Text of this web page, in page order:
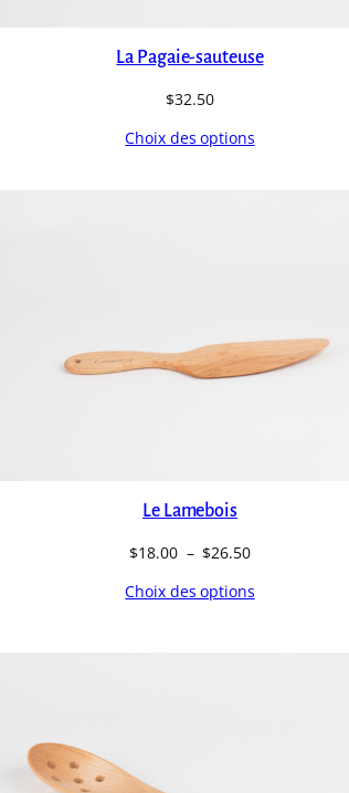
La Pagaie-sauteuse
$32.50
Choix des options
Le Lamebois
$18.00 – $26.50Plage
prix :
Choix des options